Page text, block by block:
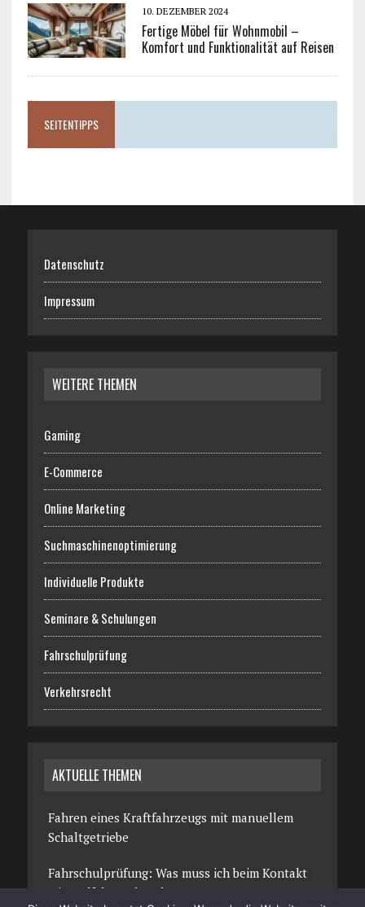
10. DEZEMBER 2024
Fertige Möbel für Wohnmobil –
Komfort und Funktionalität auf Reisen
SEITENTIPPS
Datenschutz
Impressum
WEITERE THEMEN
Gaming
E-Commerce
Online Marketing
Suchmaschinenoptimierung
Individuelle Produkte
Seminare & Schulungen
Fahrschulprüfung
Verkehrsrecht
AKTUELLE THEMEN
Fahren eines Kraftfahrzeugs mit manuellem
Schaltgetriebe
Fahrschulprüfung: Was muss ich beim Kontakt
mit Radfahrern beachten